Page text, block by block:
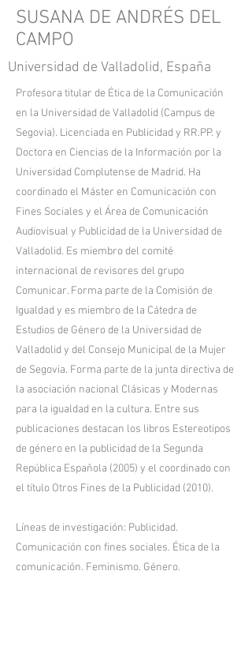
SUSANA DE ANDRÉS DEL
CAMPO
Universidad de Valladolid, España
Profesora titular de Ética de la Comunicación
en la Universidad de Valladolid (Campus de
Segovia). Licenciada en Publicidad y RR.PP. y
Doctora en Ciencias de la Información por la
Universidad Complutense de Madrid. Ha
coordinado el Máster en Comunicación con
Fines Sociales y el Área de Comunicación
Audiovisual y Publicidad de la Universidad de
Valladolid. Es miembro del comité
internacional de revisores del grupo
Comunicar. Forma parte de la Comisión de
Igualdad y es miembro de la Cátedra de
Estudios de Género de la Universidad de
Valladolid y del Consejo Municipal de la Mujer
de Segovia. Forma parte de la junta directiva de
la asociación nacional Clásicas y Modernas
para la igualdad en la cultura. Entre sus
publicaciones destacan los libros Estereotipos
de género en la publicidad de la Segunda
República Española (2005) y el coordinado con
el título Otros Fines de la Publicidad (2010).
Líneas de investigación: Publicidad.
Comunicación con fines sociales. Ética de la
comunicación. Feminismo. Género.